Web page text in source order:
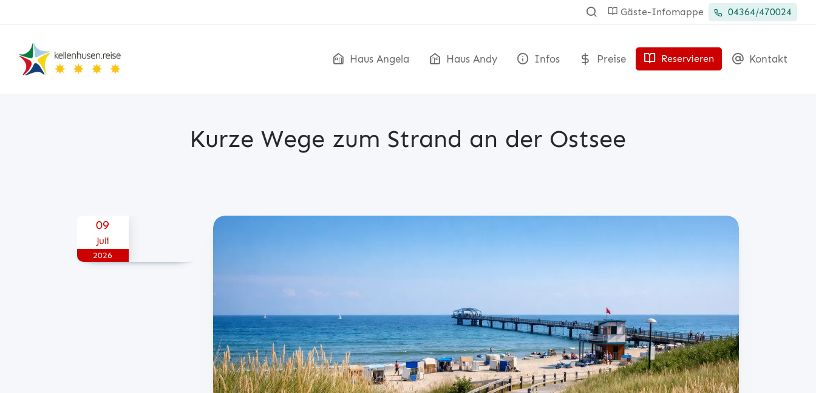
Gäste-Infomappe 04364/470024
Haus Angela Haus Andy Infos Preise Reservieren Kontakt
Kurze Wege zum Strand an der Ostsee
Posted on
09
Juli
2026